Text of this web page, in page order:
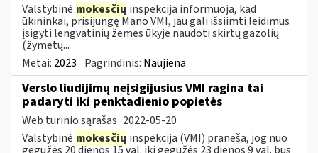
Valstybinė mokesčių inspekcija informuoja, kad
ūkininkai, prisijungę Mano VMI, jau gali išsiimti leidimus
įsigyti lengvatinių žemės ūkyje naudoti skirtų gazolių
(žymėtų...
Metai: 2023 Pagrindinis: Naujiena
Verslo liudijimų neįsigijusius VMI ragina tai
padaryti iki penktadienio popietės
Web turinio sąrašas 2022-05-20
Valstybinė mokesčių inspekcija (VMI) praneša, jog nuo
gegužės 20 dienos 15 val. iki gegužės 23 dienos 9 val. bus